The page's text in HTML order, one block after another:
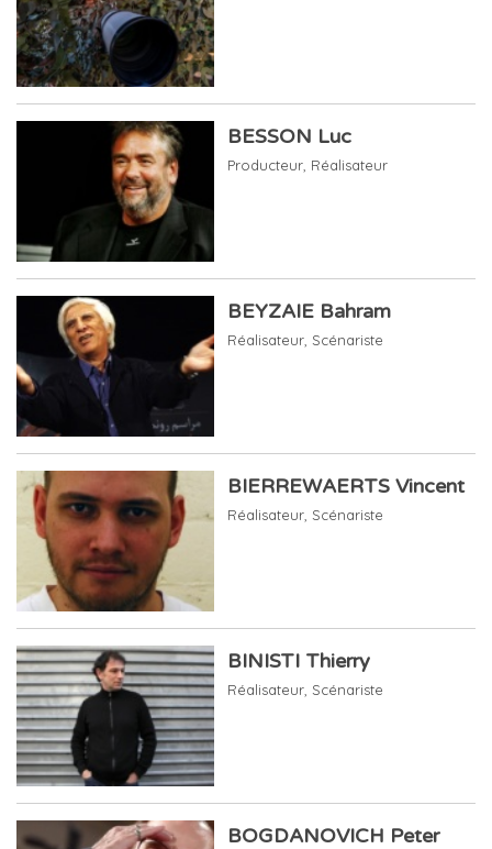
BESSON Luc
Producteur Réalisateur
BEYZAIE Bahram
Réalisateur Scénariste
BIERREWAERTS Vincent
Réalisateur Scénariste
BINISTI Thierry
Réalisateur Scénariste
BOGDANOVICH Peter